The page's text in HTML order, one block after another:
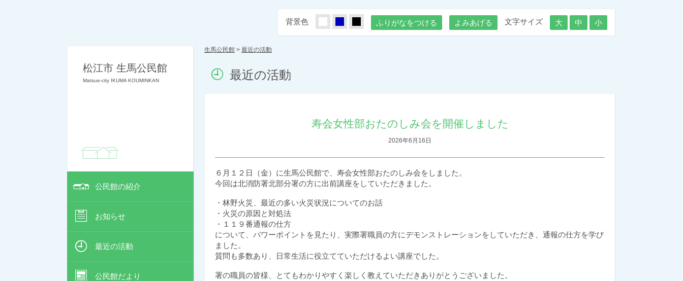
松江市 生馬公民館
Matsue-city IKUMA KOUMINKAN
公民館の紹介
お知らせ
最近の活動
公民館だより
背景色 ふりがなをつける よみあげる 文字サイズ 大 中 小
生馬公民館 > 最近の活動
最近の活動
寿会女性部おたのしみ会を開催しました
2026年6月16日
６月１２日（金）に生馬公民館で、寿会女性部おたのしみ会をしました。
今回は北消防署北部分署の方に出前講座をしていただきました。
・林野火災、最近の多い火災状況についてのお話
・火災の原因と対処法
・１１９番通報の仕方
について、パワーポイントを見たり、実際署職員の方にデモンストレーションをしていただき、通報の仕方を学び
ました。
質問も多数あり、日常生活に役立てていただけるよい講座でした。
署の職員の皆様、とてもわかりやすく楽しく教えていただきありがとうございました。